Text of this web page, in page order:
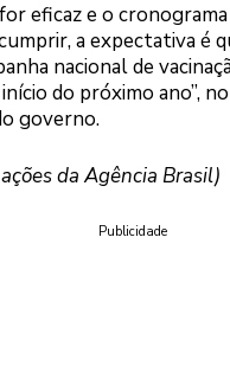
for eficaz e o
a expectativa é
nacional de
do próximo ano”,
governo.
da Agência Brasil)
Publicidade